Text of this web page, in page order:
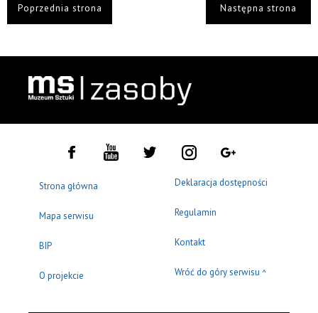
Poprzednia strona Następna strona
Strona główna
Mapa serwisu
BIP
O projekcie
Deklaracja dostępności
Regulamin
Kontakt
Wróć do góry serwisu ^